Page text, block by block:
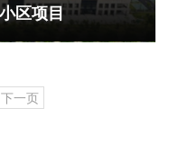
区项目
下一页